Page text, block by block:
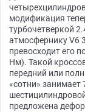
модификация
турбочетверкой
атмосфернику V6
превосходит его
Нм). Такой
передний или
«сотни» занимает
предложена